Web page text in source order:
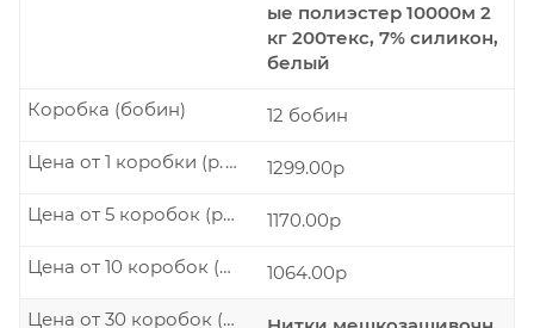
ые полиэстер 10000м 2
кг 200текс, 7% силикон,
белый
12 бобин
Коробка (бобин)
1299.00р
Цена от 1 коробки (р./шт.)
1170.00р
Цена от 5 коробок (р./шт.)
1064.00р
Цена от 10 коробок (р./шт.)
Цена от 30 коробок (р./шт.)